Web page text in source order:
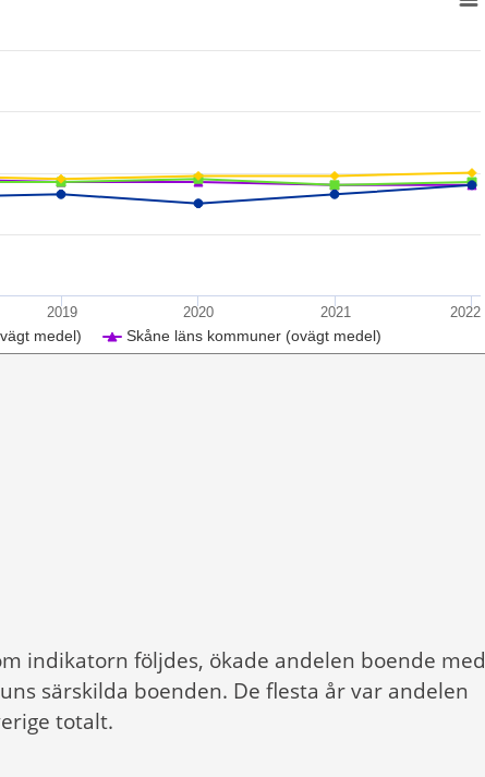
medel) Skåne läns kommuner (ovägt medel)
2019 2020 2021 2022
indikatorn följdes, ökade andelen boende med
särskilda boenden. De flesta år var andelen
totalt.